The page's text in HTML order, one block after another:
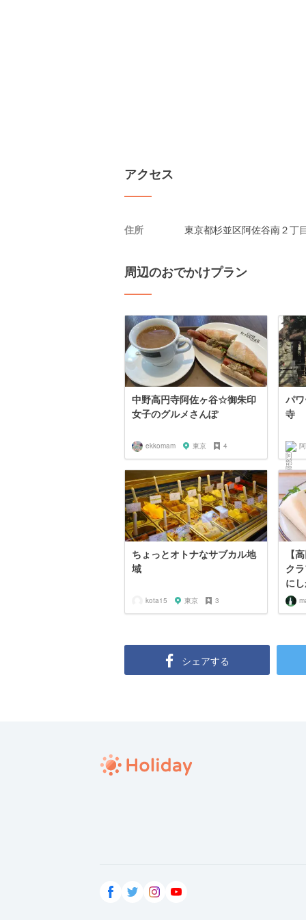
アクセス
住所 東京都杉並区阿佐谷南２丁
周辺のおでかけプラン
中野高円寺阿佐ヶ谷☆御朱印
女子のグルメさんぽ
ekkomam 東京 4
パ
寺
ちょっとオトナなサブカル地
域
kota15 東京 3
【
ク
に
シェアする